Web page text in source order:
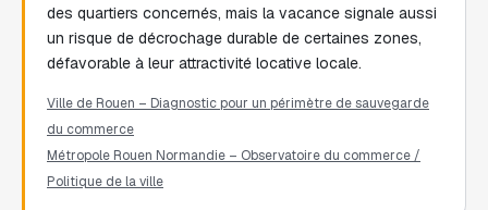
des quartiers concernés, mais la vacance signale aussi
un risque de décrochage durable de certaines zones,
défavorable à leur attractivité locative locale.
Ville de Rouen – Diagnostic pour un périmètre de sauvegarde
du commerce
Métropole Rouen Normandie – Observatoire du commerce /
Politique de la ville